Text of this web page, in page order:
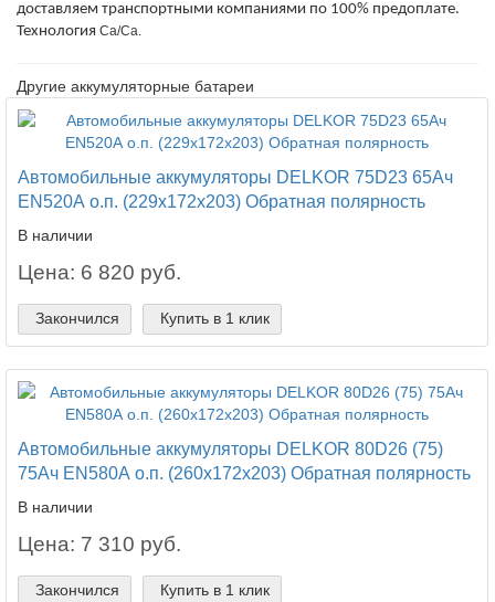
доставляем транспортными компаниями по 100% предоплате.
Технология Ca/Ca.
Другие аккумуляторные батареи
Автомобильные аккумуляторы DELKOR 75D23 65Ач
EN520А о.п. (229х172х203) Обратная полярность
В наличии
Цена: 6 820 руб.
Закончился Купить в 1 клик
Автомобильные аккумуляторы DELKOR 80D26 (75)
75Ач EN580А о.п. (260х172х203) Обратная полярность
В наличии
Цена: 7 310 руб.
Закончился Купить в 1 клик